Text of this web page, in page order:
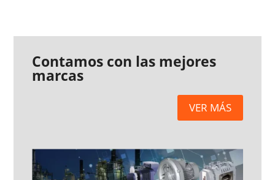
Contamos con las mejores
marcas
VER MÁS